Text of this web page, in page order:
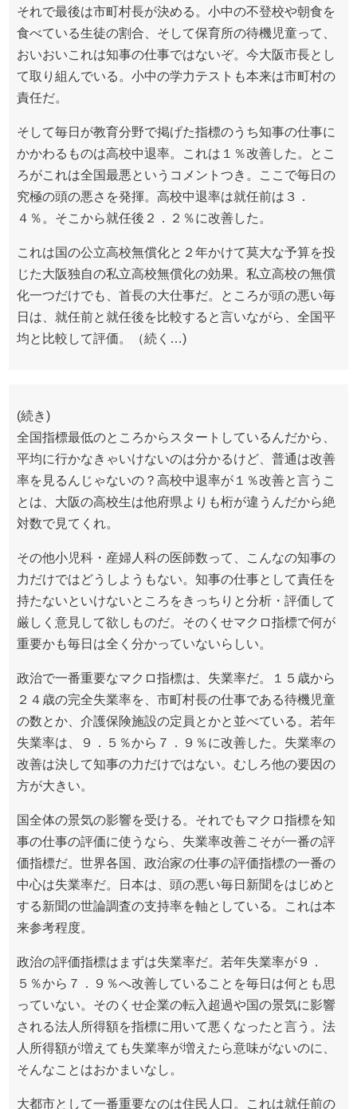
それで最後は市町村長が決める。小中の不登校や朝食を
食べている生徒の割合、そして保育所の待機児童って、
おいおいこれは知事の仕事ではないぞ。今大阪市長とし
て取り組んでいる。小中の学力テストも本来は市町村の
責任だ。
そして毎日が教育分野で掲げた指標のうち知事の仕事に
かかわるものは高校中退率。これは１％改善した。とこ
ろがこれは全国最悪というコメントつき。ここで毎日の
究極の頭の悪さを発揮。高校中退率は就任前は３．
４％。そこから就任後２．２％に改善した。
これは国の公立高校無償化と２年かけて莫大な予算を投
じた大阪独自の私立高校無償化の効果。私立高校の無償
化一つだけでも、首長の大仕事だ。ところが頭の悪い毎
日は、就任前と就任後を比較すると言いながら、全国平
均と比較して評価。（続く…)
(続き)
全国指標最低のところからスタートしているんだから、
平均に行かなきゃいけないのは分かるけど、普通は改善
率を見るんじゃないの？高校中退率が１％改善と言うこ
とは、大阪の高校生は他府県よりも桁が違うんだから絶
対数で見てくれ。
その他小児科・産婦人科の医師数って、こんなの知事の
力だけではどうしようもない。知事の仕事として責任を
持たないといけないところをきっちりと分析・評価して
厳しく意見して欲しものだ。そのくせマクロ指標で何が
重要かも毎日は全く分かっていないらしい。
政治で一番重要なマクロ指標は、失業率だ。１５歳から
２４歳の完全失業率を、市町村長の仕事である待機児童
の数とか、介護保険施設の定員とかと並べている。若年
失業率は、９．５％から７．９％に改善した。失業率の
改善は決して知事の力だけではない。むしろ他の要因の
方が大きい。
国全体の景気の影響を受ける。それでもマクロ指標を知
事の仕事の評価に使うなら、失業率改善こそが一番の評
価指標だ。世界各国、政治家の仕事の評価指標の一番の
中心は失業率だ。日本は、頭の悪い毎日新聞をはじめと
する新聞の世論調査の支持率を軸としている。これは本
来参考程度。
政治の評価指標はまずは失業率だ。若年失業率が９．
５％から７．９％へ改善していることを毎日は何とも思
っていない。そのくせ企業の転入超過や国の景気に影響
される法人所得額を指標に用いて悪くなったと言う。法
人所得額が増えても失業率が増えたら意味がないのに、
そんなことはおかまいなし。
大都市として一番重要なのは住民人口。これは就任前の